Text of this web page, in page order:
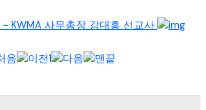
KWMA 사무총장 강대흥 선교사
1